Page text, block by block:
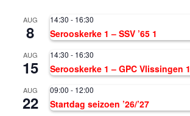
AUG
8
14:30 - 16:30
Serooskerke 1 – SSV ’65 1
AUG
15
14:30 - 16:30
Serooskerke 1 – GPC Vlissingen 1
AUG
22
09:00 - 12:00
Startdag seizoen ’26/’27